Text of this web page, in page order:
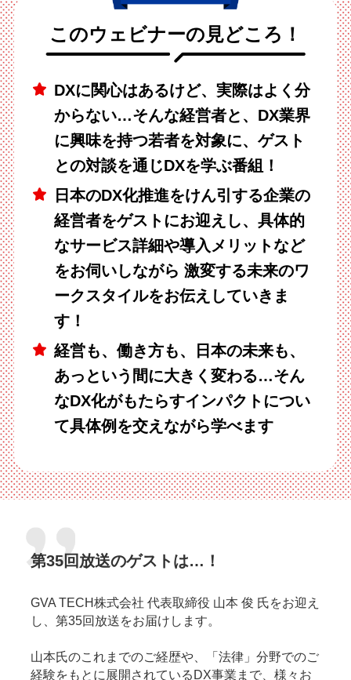
このウェビナーの見どころ！
DXに関心はあるけど、実際はよく分
からない…そんな経営者と、DX業界
に興味を持つ若者を対象に、ゲスト
との対談を通じDXを学ぶ番組！
日本のDX化推進をけん引する企業の
経営者をゲストにお迎えし、具体的
なサービス詳細や導入メリットなど
をお伺いしながら 激変する未来のワ
ークスタイルをお伝えしていきま
す！
経営も、働き方も、日本の未来も、
あっという間に大きく変わる…そん
なDX化がもたらすインパクトについ
て具体例を交えながら学べます
第35回放送のゲストは…！
GVA TECH株式会社 代表取締役 山本 俊 氏をお迎え
し、第35回放送をお届けします。
山本氏のこれまでのご経歴や、「法律」分野でのご
経験をもとに展開されているDX事業まで、様々お